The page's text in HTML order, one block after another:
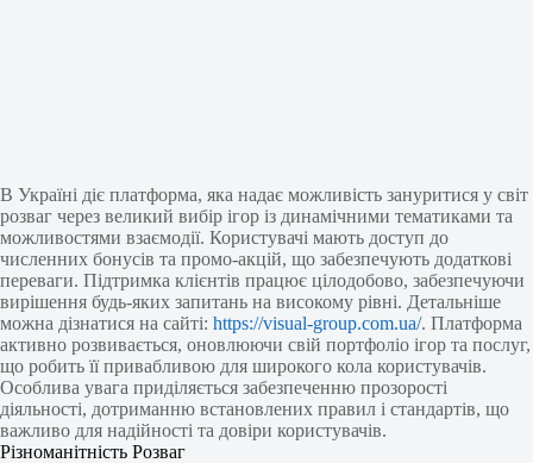
В Україні діє платформа, яка надає можливість зануритися у світ
розваг через великий вибір ігор із динамічними тематиками та
можливостями взаємодії. Користувачі мають доступ до
численних бонусів та промо-акцій, що забезпечують додаткові
переваги. Підтримка клієнтів працює цілодобово, забезпечуючи
вирішення будь-яких запитань на високому рівні. Детальніше
можна дізнатися на сайті: https://visual-group.com.ua/. Платформа
активно розвивається, оновлюючи свій портфоліо ігор та послуг,
що робить її привабливою для широкого кола користувачів.
Особлива увага приділяється забезпеченню прозорості
діяльності, дотриманню встановлених правил і стандартів, що
важливо для надійності та довіри користувачів.
Різноманітність Розваг